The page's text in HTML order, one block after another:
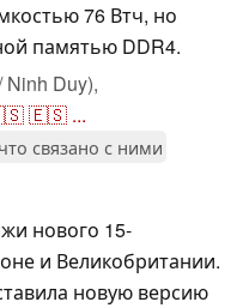
76 Втч, но
памятью DDR4.
Ninh Duy),
🇪🇸 ...
связано с ними
нового 15-
и Великобритании.
новую версию